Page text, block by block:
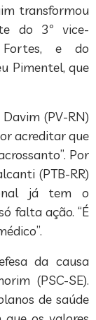
transformou
do 3º vice-
Fortes, e do
Pimentel, que
(PV-RN)
acreditar que
Por
(PTB-RR)
já tem o
falta ação. “É
da causa
(PSC-SE).
de saúde